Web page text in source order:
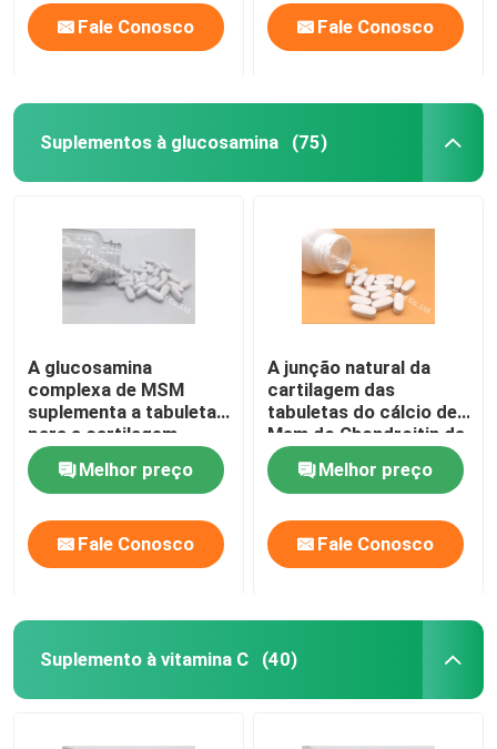
Fale Conosco Fale Conosco
Suplementos à glucosamina (75)
A glucosamina
complexa de MSM
suplementa a tabuleta
para a cartilagem
OT1Y da saúde das
junçõesMelhor preço
Fale Conosco
A junção natural da
cartilagem das
tabuletas do cálcio de
Msm do Chondroitin da
glucosamina
suplementa GT4J
Melhor preço
Fale Conosco
Suplemento à vitamina C (40)